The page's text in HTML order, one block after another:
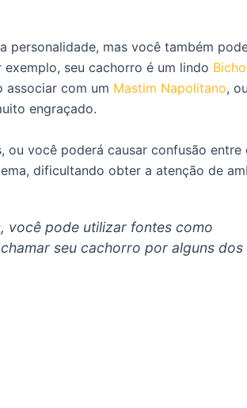
personalidade, mas você também
seu cachorro é um lindo
associar com um Mastim Napolitano,
engraçado.
ou você poderá causar confusão entre
dificultando obter a atenção de
você pode utilizar fontes como
seu cachorro por alguns dos